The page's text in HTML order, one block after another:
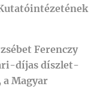
Ferenczy
díjas díszlet-
a Magyar